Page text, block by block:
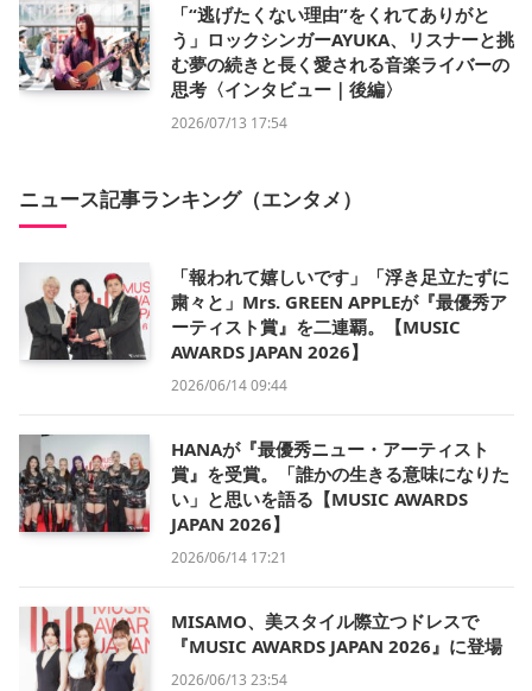
「“逃げたくない理由”をくれてありがと
う」ロックシンガーAYUKA、リスナーと挑
む夢の続きと長く愛される音楽ライバーの
思考〈インタビュー｜後編〉
2026/07/13 17:54
ニュース記事ランキング（エンタメ）
「報われて嬉しいです」「浮き足立たずに
粛々と」Mrs. GREEN APPLEが『最優秀ア
ーティスト賞』を二連覇。【MUSIC
AWARDS JAPAN 2026】
2026/06/14 09:44
HANAが『最優秀ニュー・アーティスト
賞』を受賞。「誰かの生きる意味になりた
い」と思いを語る【MUSIC AWARDS
JAPAN 2026】
2026/06/14 17:21
MISAMO、美スタイル際立つドレスで
『MUSIC AWARDS JAPAN 2026』に登場
2026/06/13 23:54